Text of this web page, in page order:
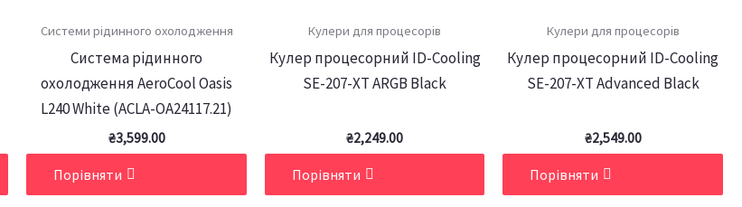
Системи рідинного охолодження
Система рідинного
охолодження AeroCool Oasis
L240 White (ACLA-OA24117.21)
₴3,599.00
Порівняти
Кулери для процесорів
Кулер процесорний ID-Cooling
SE-207-XT ARGB Black
₴2,249.00
Порівняти
Кулери для процесорів
Кулер процесорний ID-Cooling
SE-207-XT Advanced Black
₴2,549.00
Порівняти